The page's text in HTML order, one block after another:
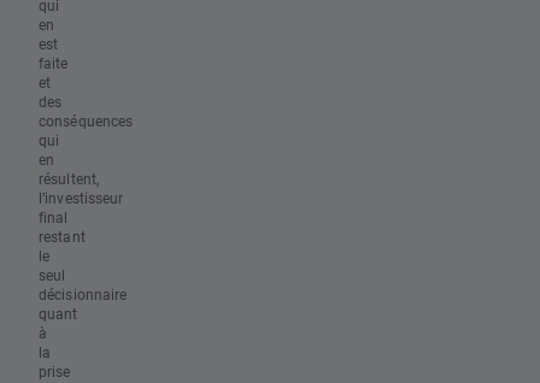
qui
en
est
faite
et
des
conséquences
qui
en
résultent,
l’investisseur
final
restant
le
seul
décisionnaire
quant
à
la
prise